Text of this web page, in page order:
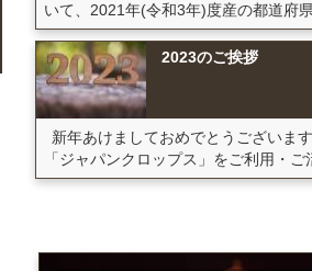
いて、2021年(令和3年)度産の都道府県
2023のご挨拶
新年あけましておめでとうございま
「ジャパンクロップス」をご利用・ご